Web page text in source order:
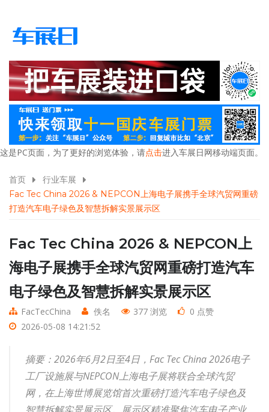
这是PC页面，为了更好的浏览体验，请点击进入车展日网移动端页面。
首页
行业车展
Fac Tec China 2026 & NEPCON上海电子展携手全球汽贸网重磅
打造汽车电子绿色及智慧拆解实景展示区
Fac Tec China 2026 & NEPCON上
海电子展携手全球汽贸网重磅打造汽车
电子绿色及智慧拆解实景展示区
FacTecChina 佚名 377 浏览
0 点赞
2026-05-08 14:21:52
摘要：2026年6月2日至4日，Fac Tec China 2026电子
工厂设施展与NEPCON上海电子展将联合全球汽贸
网，在上海世博展览馆首次重磅打造汽车电子绿色及